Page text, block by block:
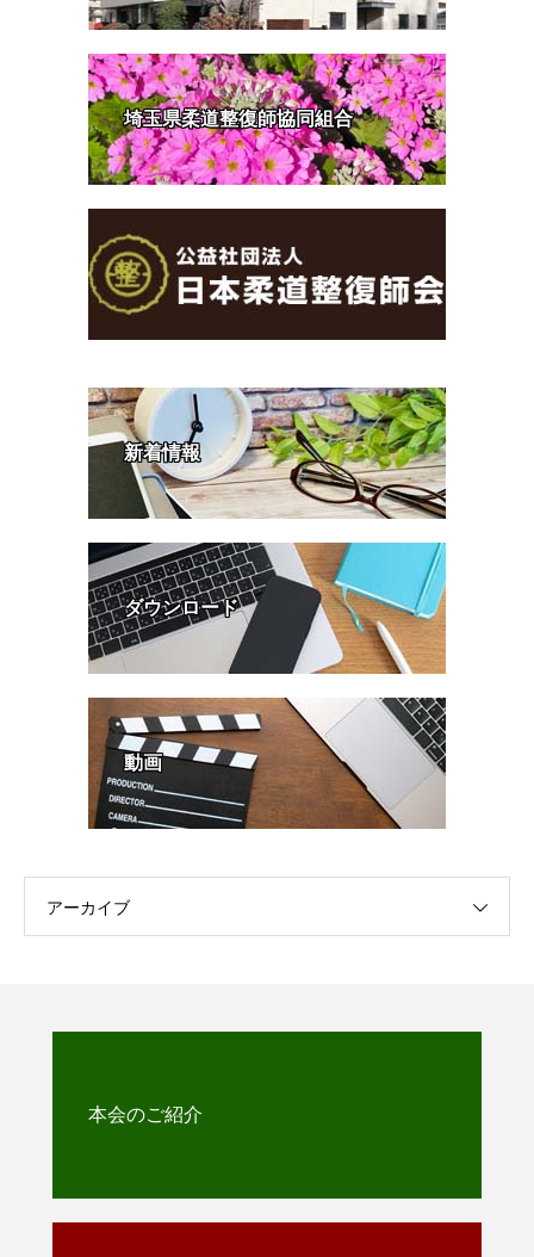
埼玉県柔道整復師協同組合
新着情報
ダウンロード
動画
アーカイブ
本会のご紹介